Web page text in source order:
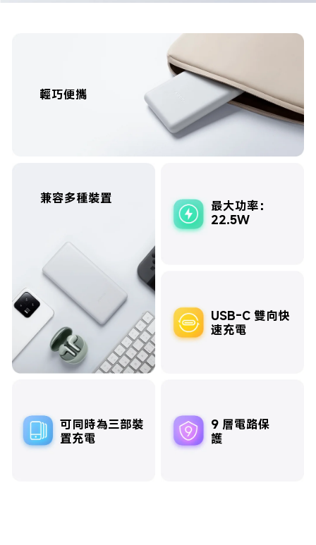
輕巧便攜
兼容多種裝置
最大功率：
22.5W
USB-C 雙向快
速充電
可同時為三部裝
置充電
9 層電路保
護